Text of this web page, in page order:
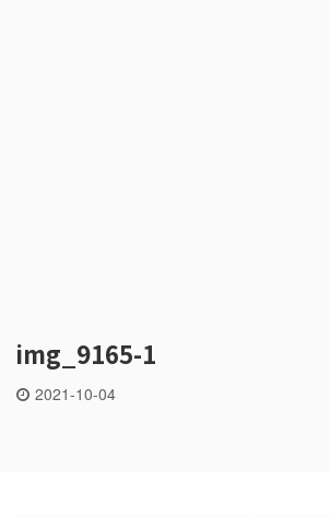
img_9165-1
2021-10-04